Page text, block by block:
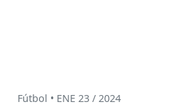
Fútbol • ENE 23 / 2024